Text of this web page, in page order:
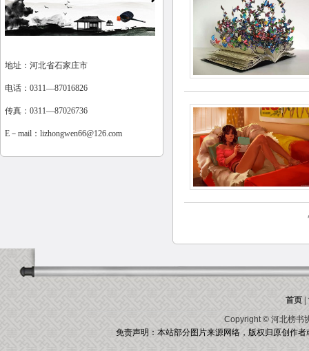
地址：河北省石家庄市
电话：0311—87016826
传真：0311—87026736
E－mail： lizhongwen66@126.com
首页|
Copyright © 河北榜书
免责声明：本站部分图片来源网络，版权归原创作